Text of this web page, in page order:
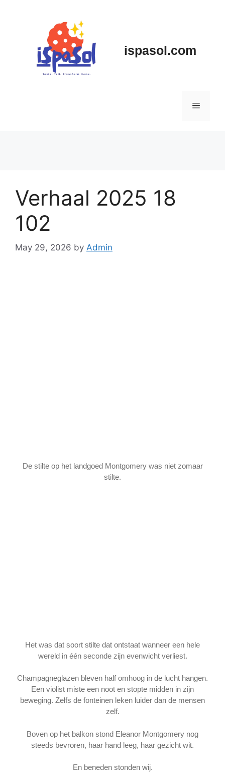
ispasol.com
Menu
Verhaal 2025 18
102
May 29, 2026 by Admin
De stilte op het landgoed Montgomery was niet zomaar
stilte.
Het was dat soort stilte dat ontstaat wanneer een hele
wereld in één seconde zijn evenwicht verliest.
Champagneglazen bleven half omhoog in de lucht hangen.
Een violist miste een noot en stopte midden in zijn
beweging. Zelfs de fonteinen leken luider dan de mensen
zelf.
Boven op het balkon stond Eleanor Montgomery nog
steeds bevroren, haar hand leeg, haar gezicht wit.
En beneden stonden wij.